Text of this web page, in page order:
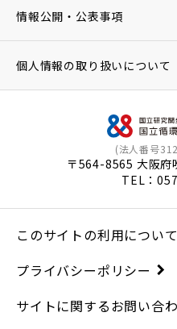
(法人番号
〒564-8565 大阪府
TEL：
情報公開・公表事項
個人情報の取り扱いについて
このサイトの利用について
プライバシーポリシー
サイトに関するお問い合